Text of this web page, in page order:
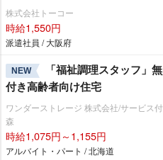
株式会社トーコー
時給1,550円
派遣社員 / 大阪府
NEW
「福祉調理スタッフ」
付き高齢者向け住宅
ワンダーストレージ 株式会社/サービス
森
時給1,075円～1,155円
アルバイト・パート / 北海道